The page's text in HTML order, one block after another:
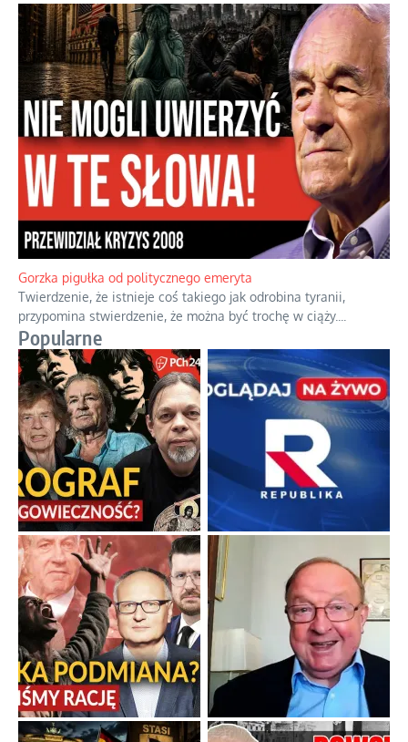
Gorzka pigułka od politycznego emeryta
Twierdzenie, że istnieje coś takiego jak odrobina tyranii,
przypomina stwierdzenie, że można być trochę w ciąży.
Popularne